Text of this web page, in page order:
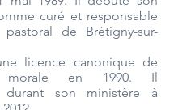
curé et responsable
de Brétigny-sur-
licence canonique de
morale en 1990. Il
durant son ministère à